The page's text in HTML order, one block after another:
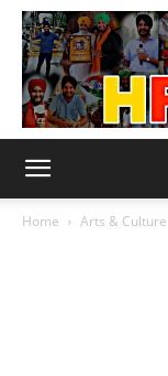
Home Arts & Culture